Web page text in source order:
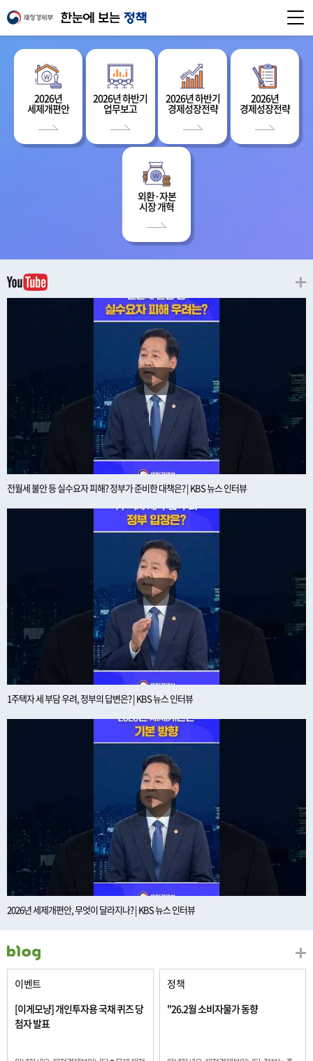
2026년
세제개편안
2026년 하반기
업무보고
2026년 하반기
경제성장전략
2026년
경제성장전략
외환·자본
시장 개혁
전월세 불안 등 실수요자 피해? 정부가 준비한 대책은? | KBS 뉴스 인터뷰
1주택자 세 부담 우려, 정부의 답변은? | KBS 뉴스 인터뷰
2026년 세제개편안, 무엇이 달라지나? | KBS 뉴스 인터뷰
이벤트
[이게모냥] 개인투자용 국채 퀴즈 당
첨자 발표
정책
"26.2월 소비자물가 동향